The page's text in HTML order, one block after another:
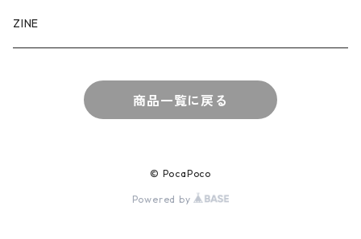
ZINE
商品一覧に戻る
© PocaPoco
Powered by